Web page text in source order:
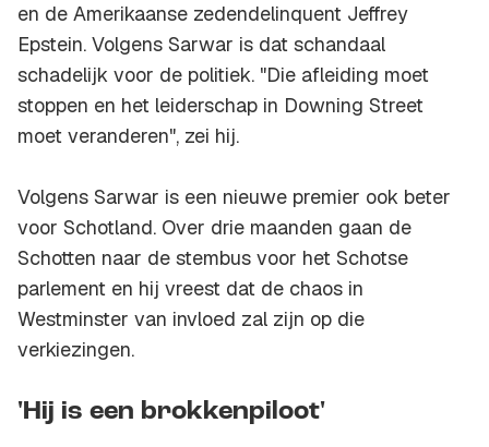
en de Amerikaanse zedendelinquent Jeffrey
Epstein. Volgens Sarwar is dat schandaal
schadelijk voor de politiek. "Die afleiding moet
stoppen en het leiderschap in Downing Street
moet veranderen", zei hij.
Volgens Sarwar is een nieuwe premier ook beter
voor Schotland. Over drie maanden gaan de
Schotten naar de stembus voor het Schotse
parlement en hij vreest dat de chaos in
Westminster van invloed zal zijn op die
verkiezingen.
'Hij is een brokkenpiloot'